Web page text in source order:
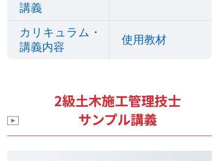
講義
カリキュラム・
講義内容
使用教材
2級土木施工管理技士
サンプル講義